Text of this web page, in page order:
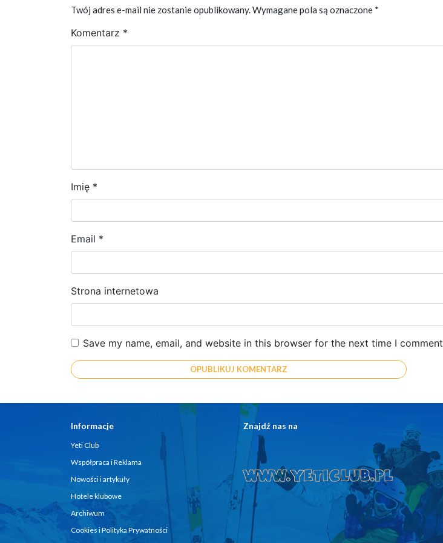
Twój adres e-mail nie zostanie opublikowany.Wymagane pola są oznaczone *
Komentarz *
Imię *
Email *
Strona internetowa
Save my name, email, and website in this browser for the next time I comment
Informacje
Yeti Club
Współpraca i Reklama
Nowości i artykuły
Hotele klubowe
Archiwum
Cookies i Polityka Prywatności
Znajdź nas na